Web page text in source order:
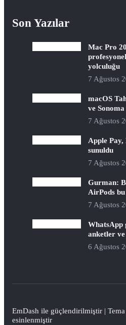
Son Yazılar
Mac Pro
yolculuğu
7 Ağustos
macOS
ve Sonoma
7 Ağustos
Apple Pay,
sunuldu
7 Ağustos
Gurman:
AirPods
7 Ağustos
WhatsApp
anketler
6 Ağustos
EmDash ile güçlendirilmiştir | Tema
esinlenmiştir